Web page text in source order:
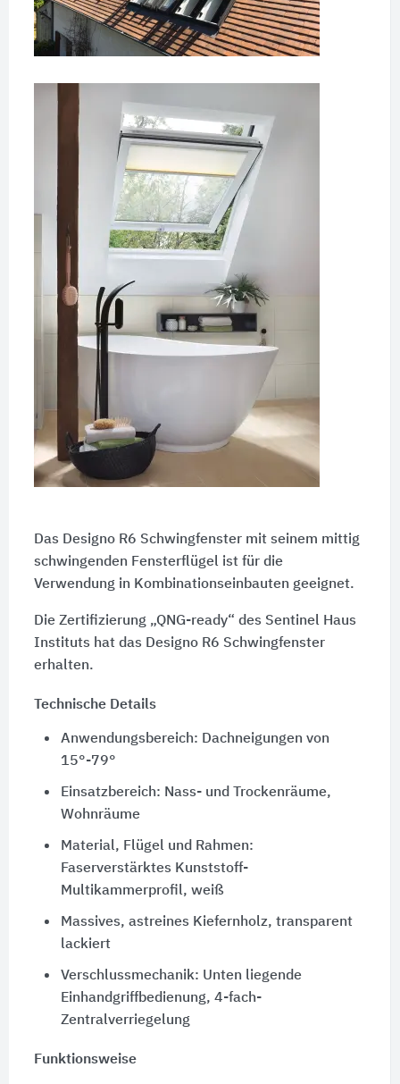
Das Designo R6 Schwingfenster mit seinem mittig
schwingenden Fensterflügel ist für die
Verwendung in Kombinationseinbauten geeignet.
Die Zertifizierung „QNG-ready“ des Sentinel Haus
Instituts hat das Designo R6 Schwingfenster
erhalten.
Technische Details
Anwendungsbereich: Dachneigungen von
15°-79°
Einsatzbereich: Nass- und Trockenräume,
Wohnräume
Material, Flügel und Rahmen:
Faserverstärktes Kunststoff-
Multikammerprofil, weiß
Massives, astreines Kiefernholz, transparent
lackiert
Verschlussmechanik: Unten liegende
Einhandgriffbedienung, 4-fach-
Zentralverriegelung
Funktionsweise